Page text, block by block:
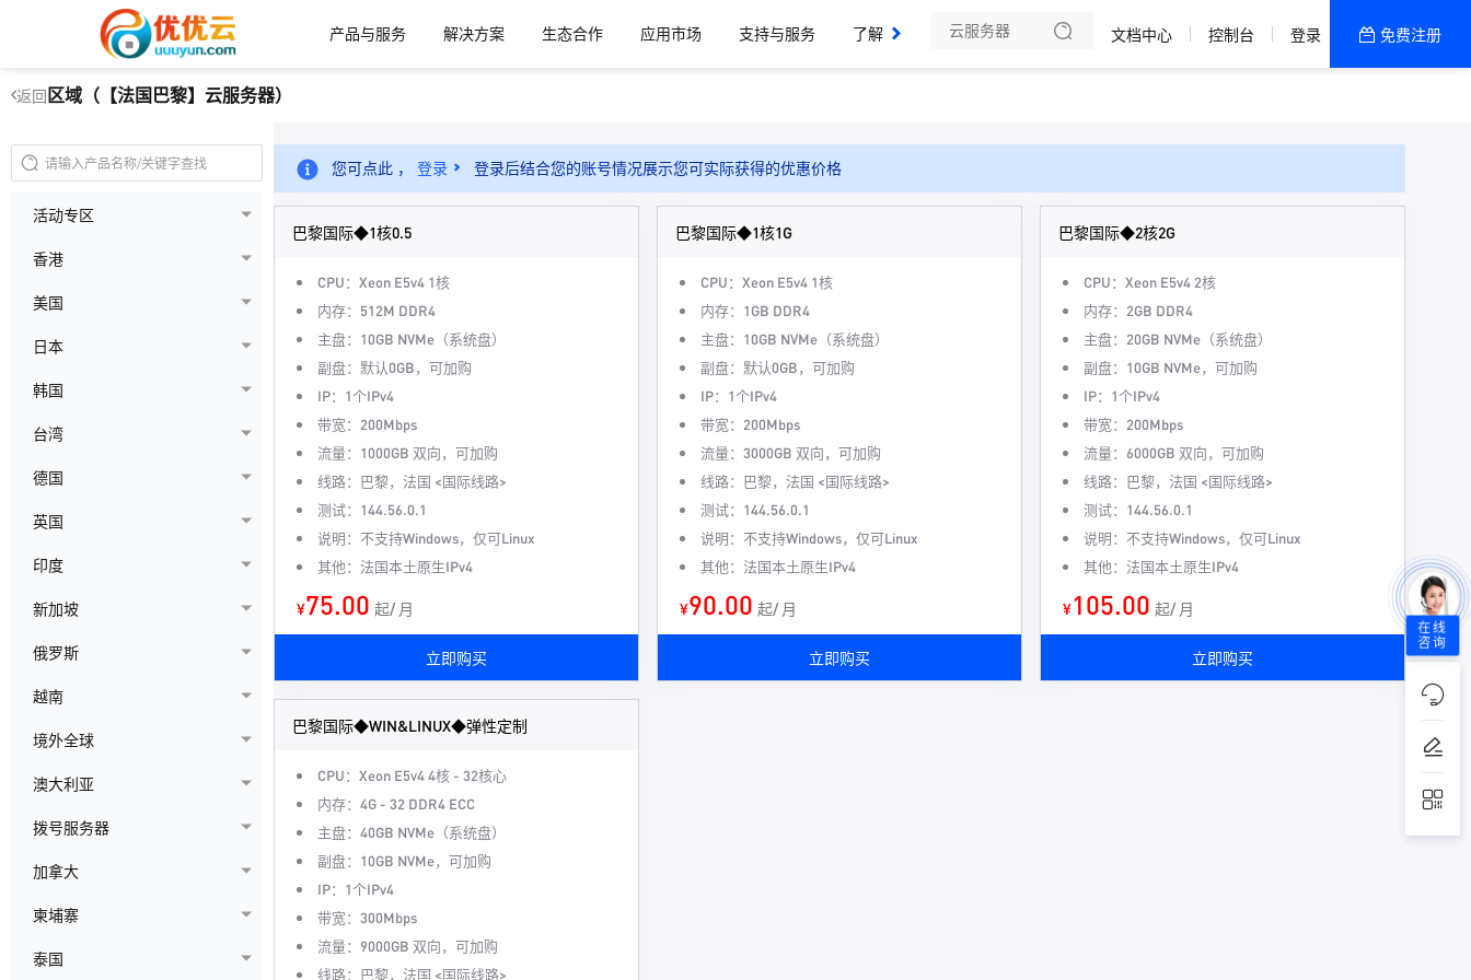
产品与服务 解决方案 生态合作 应用市场 支持与服务
了解我们
文档中心 控制台 登录 免费注册
返回 区域（【法国巴黎】云服务器）
活动专区
香港
美国
日本
韩国
台湾
德国
英国
印度
新加坡
俄罗斯
越南
境外全球
澳大利亚
拨号服务器
加拿大
柬埔寨
泰国
您可点此 ， 登录 登录后结合您的账号情况展示您可实际获得的优惠价格
巴黎国际◆1核0.5
CPU：Xeon E5v4 1核
内存：512M DDR4
主盘：10GB NVMe（系统盘）
副盘：默认0GB，可加购
IP：1个IPv4
带宽：200Mbps
流量：1000GB 双向，可加购
线路：巴黎，法国 <国际线路>
测试：144.56.0.1
说明：不支持Windows，仅可Linux
其他：法国本土原生IPv4
¥75.00 起/ 月
立即购买
巴黎国际◆1核1G
CPU：Xeon E5v4 1核
内存：1GB DDR4
主盘：10GB NVMe（系统盘）
副盘：默认0GB，可加购
IP：1个IPv4
带宽：200Mbps
流量：3000GB 双向，可加购
线路：巴黎，法国 <国际线路>
测试：144.56.0.1
说明：不支持Windows，仅可Linux
其他：法国本土原生IPv4
¥90.00 起/ 月
立即购买
巴黎国际◆2核2G
CPU：Xeon E5v4 2核
内存：2GB DDR4
主盘：20GB NVMe（系统盘）
副盘：10GB NVMe，可加购
IP：1个IPv4
带宽：200Mbps
流量：6000GB 双向，可加购
线路：巴黎，法国 <国际线路>
测试：144.56.0.1
说明：不支持Windows，仅可Linux
其他：法国本土原生IPv4
¥105.00 起/ 月
立即购买
巴黎国际◆WIN&LINUX◆弹性定制
CPU：Xeon E5v4 4核 - 32核心
内存：4G - 32 DDR4 ECC
主盘：40GB NVMe（系统盘）
副盘：10GB NVMe，可加购
IP：1个IPv4
带宽：300Mbps
流量：9000GB 双向，可加购
线路：巴黎，法国 <国际线路>
在线
咨询